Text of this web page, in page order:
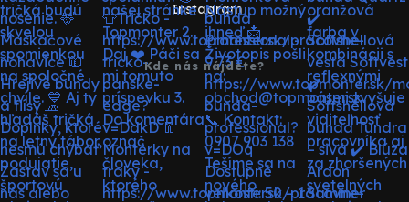
Instagram
Kde nás nájdete?